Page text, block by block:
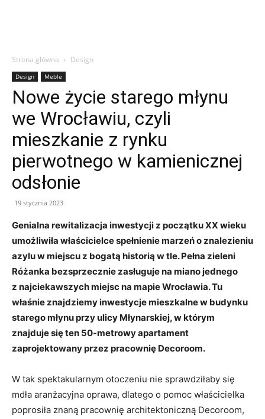
Strona główna Design
Design Meble
Nowe życie starego młynu
we Wrocławiu, czyli
mieszkanie z rynku
pierwotnego w kamienicznej
odsłonie
19 stycznia 2023
Genialna rewitalizacja inwestycji z początku XX wieku
umożliwiła właścicielce spełnienie marzeń o znalezieniu
azylu w miejscu z bogatą historią w tle. Pełna zieleni
Różanka bezsprzecznie zasługuje na miano jednego
z najciekawszych miejsc na mapie Wrocławia. Tu
właśnie znajdziemy inwestycje mieszkalne w budynku
starego młynu przy ulicy Młynarskiej, w którym
znajduje się ten 50-metrowy apartament
zaprojektowany przez pracownię Decoroom.
W tak spektakularnym otoczeniu nie sprawdziłaby się
mdła aranżacyjna oprawa, dlatego o pomoc właścicielka
poprosiła znaną pracownię architektoniczną Decoroom,